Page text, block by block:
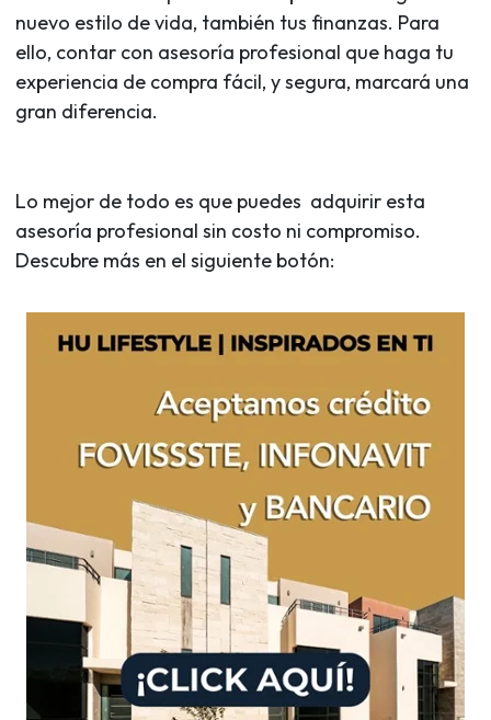
nuevo estilo de vida, también tus finanzas. Para
ello, contar con asesoría profesional que haga tu
experiencia de compra fácil, y segura, marcará una
gran diferencia.
Lo mejor de todo es que puedes adquirir esta
asesoría profesional sin costo ni compromiso.
Descubre más en el siguiente botón: